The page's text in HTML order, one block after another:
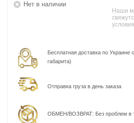
Нет в наличии
Наши
Бесплатная доставка по Украине
габарита)
Отправка груза в день заказа
ОБМЕН/ВОЗВРАТ: Без проблем в